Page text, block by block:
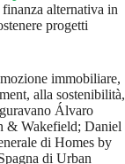
alternativa in
progetti
immobiliare,
alla sostenibilità,
Álvaro
& Wakefield; Daniel
di Homes by
di Urban